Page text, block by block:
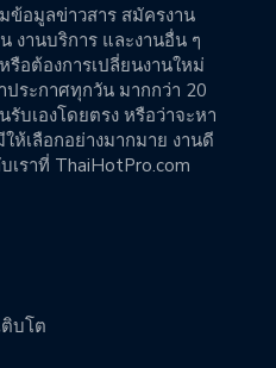
ข้อมูลข่าวสาร สมัครงาน
งานบริการ และงานอื่น ๆ
อต้องการเปลี่ยนงานใหม่
ประกาศทุกวัน มากกว่า 20
รับเองโดยตรง หรือว่าจะหา
ห้เลือกอย่างมากมาย งานดี
เราที่ ThaiHotPro.com
ติบโต